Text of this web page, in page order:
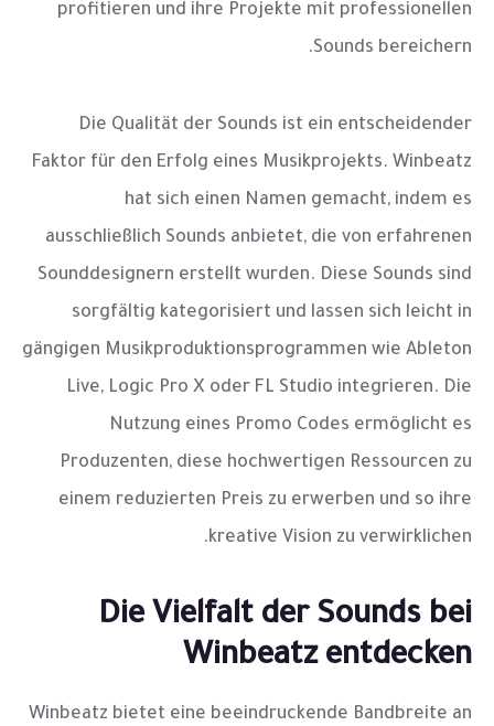
profitieren und ihre Projekte mit professionellen
Sounds bereichern.
Die Qualität der Sounds ist ein entscheidender
Faktor für den Erfolg eines Musikprojekts. Winbeatz
hat sich einen Namen gemacht, indem es
ausschließlich Sounds anbietet, die von erfahrenen
Sounddesignern erstellt wurden. Diese Sounds sind
sorgfältig kategorisiert und lassen sich leicht in
gängigen Musikproduktionsprogrammen wie Ableton
Live, Logic Pro X oder FL Studio integrieren. Die
Nutzung eines Promo Codes ermöglicht es
Produzenten, diese hochwertigen Ressourcen zu
einem reduzierten Preis zu erwerben und so ihre
kreative Vision zu verwirklichen.
Die Vielfalt der Sounds bei
Winbeatz entdecken
Winbeatz bietet eine beeindruckende Bandbreite an